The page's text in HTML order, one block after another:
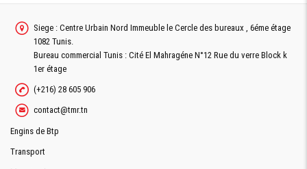
Siege : Centre Urbain Nord Immeuble le Cercle des bureaux , 6éme étage
1082 Tunis.
Bureau commercial Tunis : Cité El Mahragéne N°12 Rue du verre Block k
1er étage
(+216) 28 605 906
contact@tmr.tn
Engins de Btp
Transport